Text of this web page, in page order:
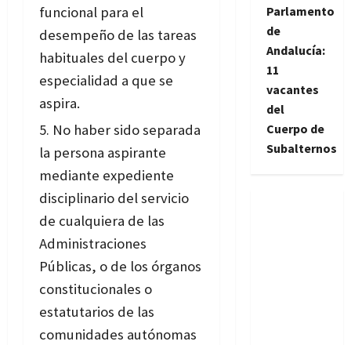
funcional para el
desempeño de las tareas
habituales del cuerpo y
especialidad a que se
aspira.
No haber sido separada
la persona aspirante
mediante expediente
disciplinario del servicio
de cualquiera de las
Administraciones
Públicas, o de los órganos
constitucionales o
estatutarios de las
comunidades autónomas
Parlamento
de
Andalucía:
11
vacantes
del
Cuerpo de
Subalternos